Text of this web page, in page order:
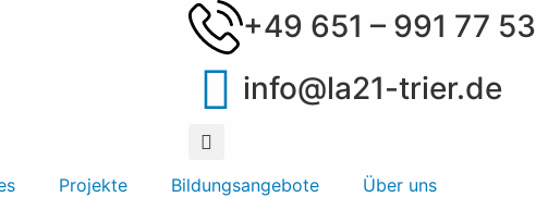
+49 651 – 991 77 53
info@la21-trier.de
Projekte Bildungsangebote Über uns